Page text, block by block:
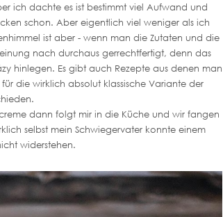
ich dachte es ist bestimmt viel Aufwand und
schon. Aber eigentlich viel weniger als ich
ist aber - wenn man die Zutaten und die
nach durchaus gerrechtfertigt, denn das
hinlegen. Es gibt auch Rezepte aus denen man
die wirklich absolut klassische Variante der
dann folgt mir in die Küche und wir fangen
selbst mein Schwiegervater konnte einem
widerstehen.